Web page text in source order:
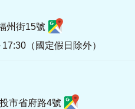
州街15號
（國定假日除外）
市省府路4號